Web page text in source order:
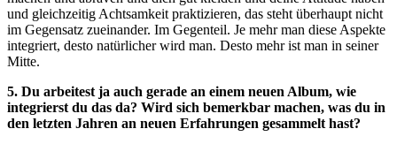
und gleichzeitig Achtsamkeit praktizieren, das steht überhaupt nicht
im Gegensatz zueinander. Im Gegenteil. Je mehr man diese Aspekte
integriert, desto natürlicher wird man. Desto mehr ist man in seiner
Mitte.
5. Du arbeitest ja auch gerade an einem neuen Album, wie
integrierst du das da? Wird sich bemerkbar machen, was du in
den letzten Jahren an neuen Erfahrungen gesammelt hast?